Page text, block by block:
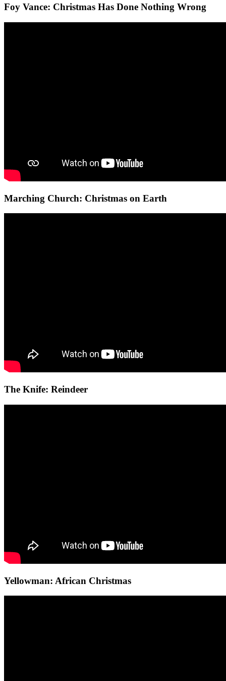
Foy Vance: Christmas Has Done Nothing Wrong
Marching Church: Christmas on Earth
The Knife: Reindeer
Yellowman: African Christmas